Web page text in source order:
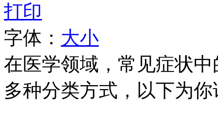
打印
字体： 大小
在医学领域，常见症状
多种分类方式，以下为